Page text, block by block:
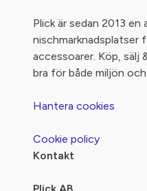
Plick är sedan 2013
nischmarknadsplatser
accessoarer. Köp, sälj
bra för både miljön
Hantera cookies
Cookie policy
Kontakt